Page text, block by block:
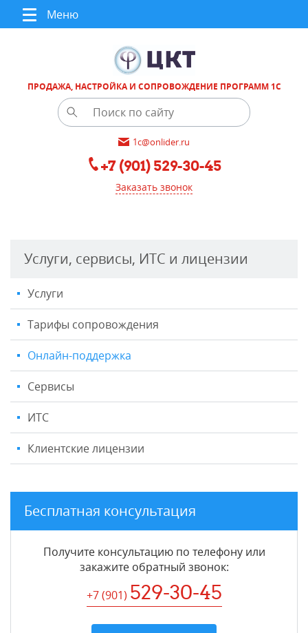
Меню
ПРОДАЖА, НАСТРОЙКА И СОПРОВОЖДЕНИЕ ПРОГРАММ 1С
1c@onlider.ru
+7 (901) 529-30-45
Заказать звонок
Услуги, сервисы, ИТС и лицензии
Услуги
Тарифы сопровождения
Онлайн-поддержка
Сервисы
ИТС
Клиентские лицензии
Бесплатная консультация
Получите консультацию по телефону или
закажите обратный звонок:
+7 (901) 529-30-45